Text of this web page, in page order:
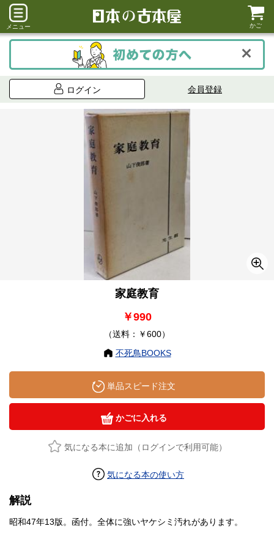
メニュー かご
ログイン 会員登録
家庭教育
￥990
（送料：￥600）
不死鳥BOOKS
単品スピード注文
かごに入れる
気になる本に追加（ログインで利用可能）
気になる本の使い方
解説
昭和47年13版。函付。全体に強いヤケシミ汚れがあります。